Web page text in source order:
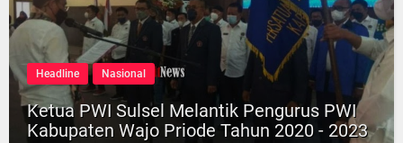
Headline Nasional
Ketua PWI Sulsel Melantik Pengurus PWI
Kabupaten Wajo Priode Tahun 2020 - 2023